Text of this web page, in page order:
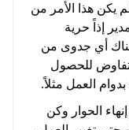
يكن هذا الأمر من
إذاً حرية
هناك أي جدوى من
للحصول
العمل مثلاً.
الحوار وكن